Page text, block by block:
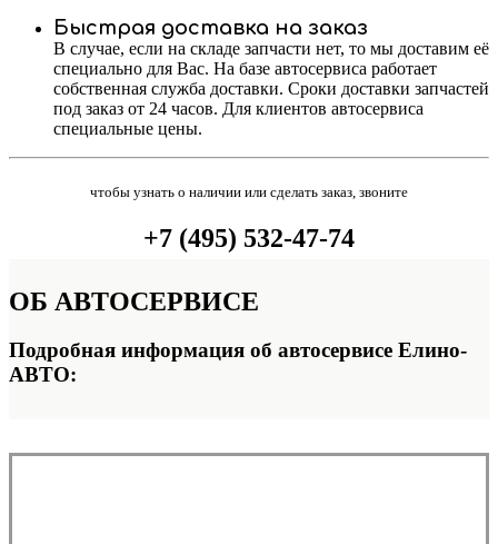
Быстрая доставка на заказ
В случае, если на складе запчасти нет, то мы доставим её
специально для Вас. На базе автосервиса работает
собственная служба доставки. Сроки доставки запчастей
под заказ от 24 часов. Для клиентов автосервиса
специальные цены.
чтобы узнать о наличии или сделать заказ, звоните
+7 (495) 532-47-74
ОБ АВТОСЕРВИСЕ
Подробная информация об автосервисе Елино-
АВТО: